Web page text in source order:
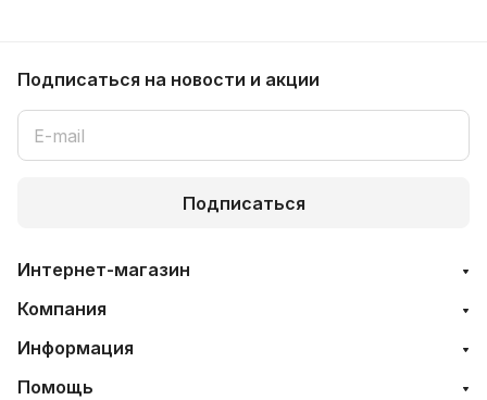
Подписаться на новости и акции
Подписаться
Интернет-магазин
Компания
Информация
Помощь